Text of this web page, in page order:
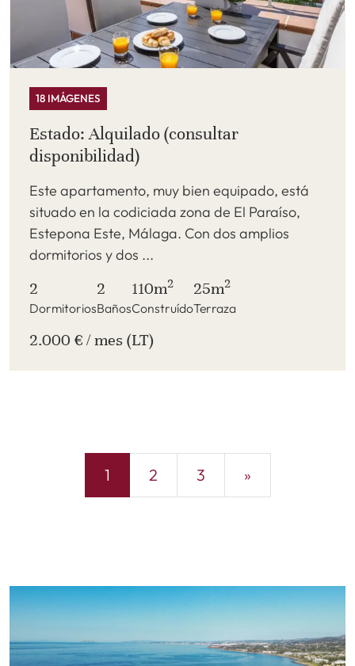
18 IMÁGENES
Estado: Alquilado (consultar
disponibilidad)
Este apartamento, muy bien equipado, está
situado en la codiciada zona de El Paraíso,
Estepona Este, Málaga. Con dos amplios
dormitorios y dos ...
2
Dormitorios
2
Baños
110m2
Construído
25m2
Terraza
2.000 € / mes (LT)
1 2 3 »